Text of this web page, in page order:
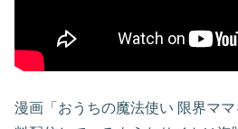
漫画「おうちの魔法使い 限界マ